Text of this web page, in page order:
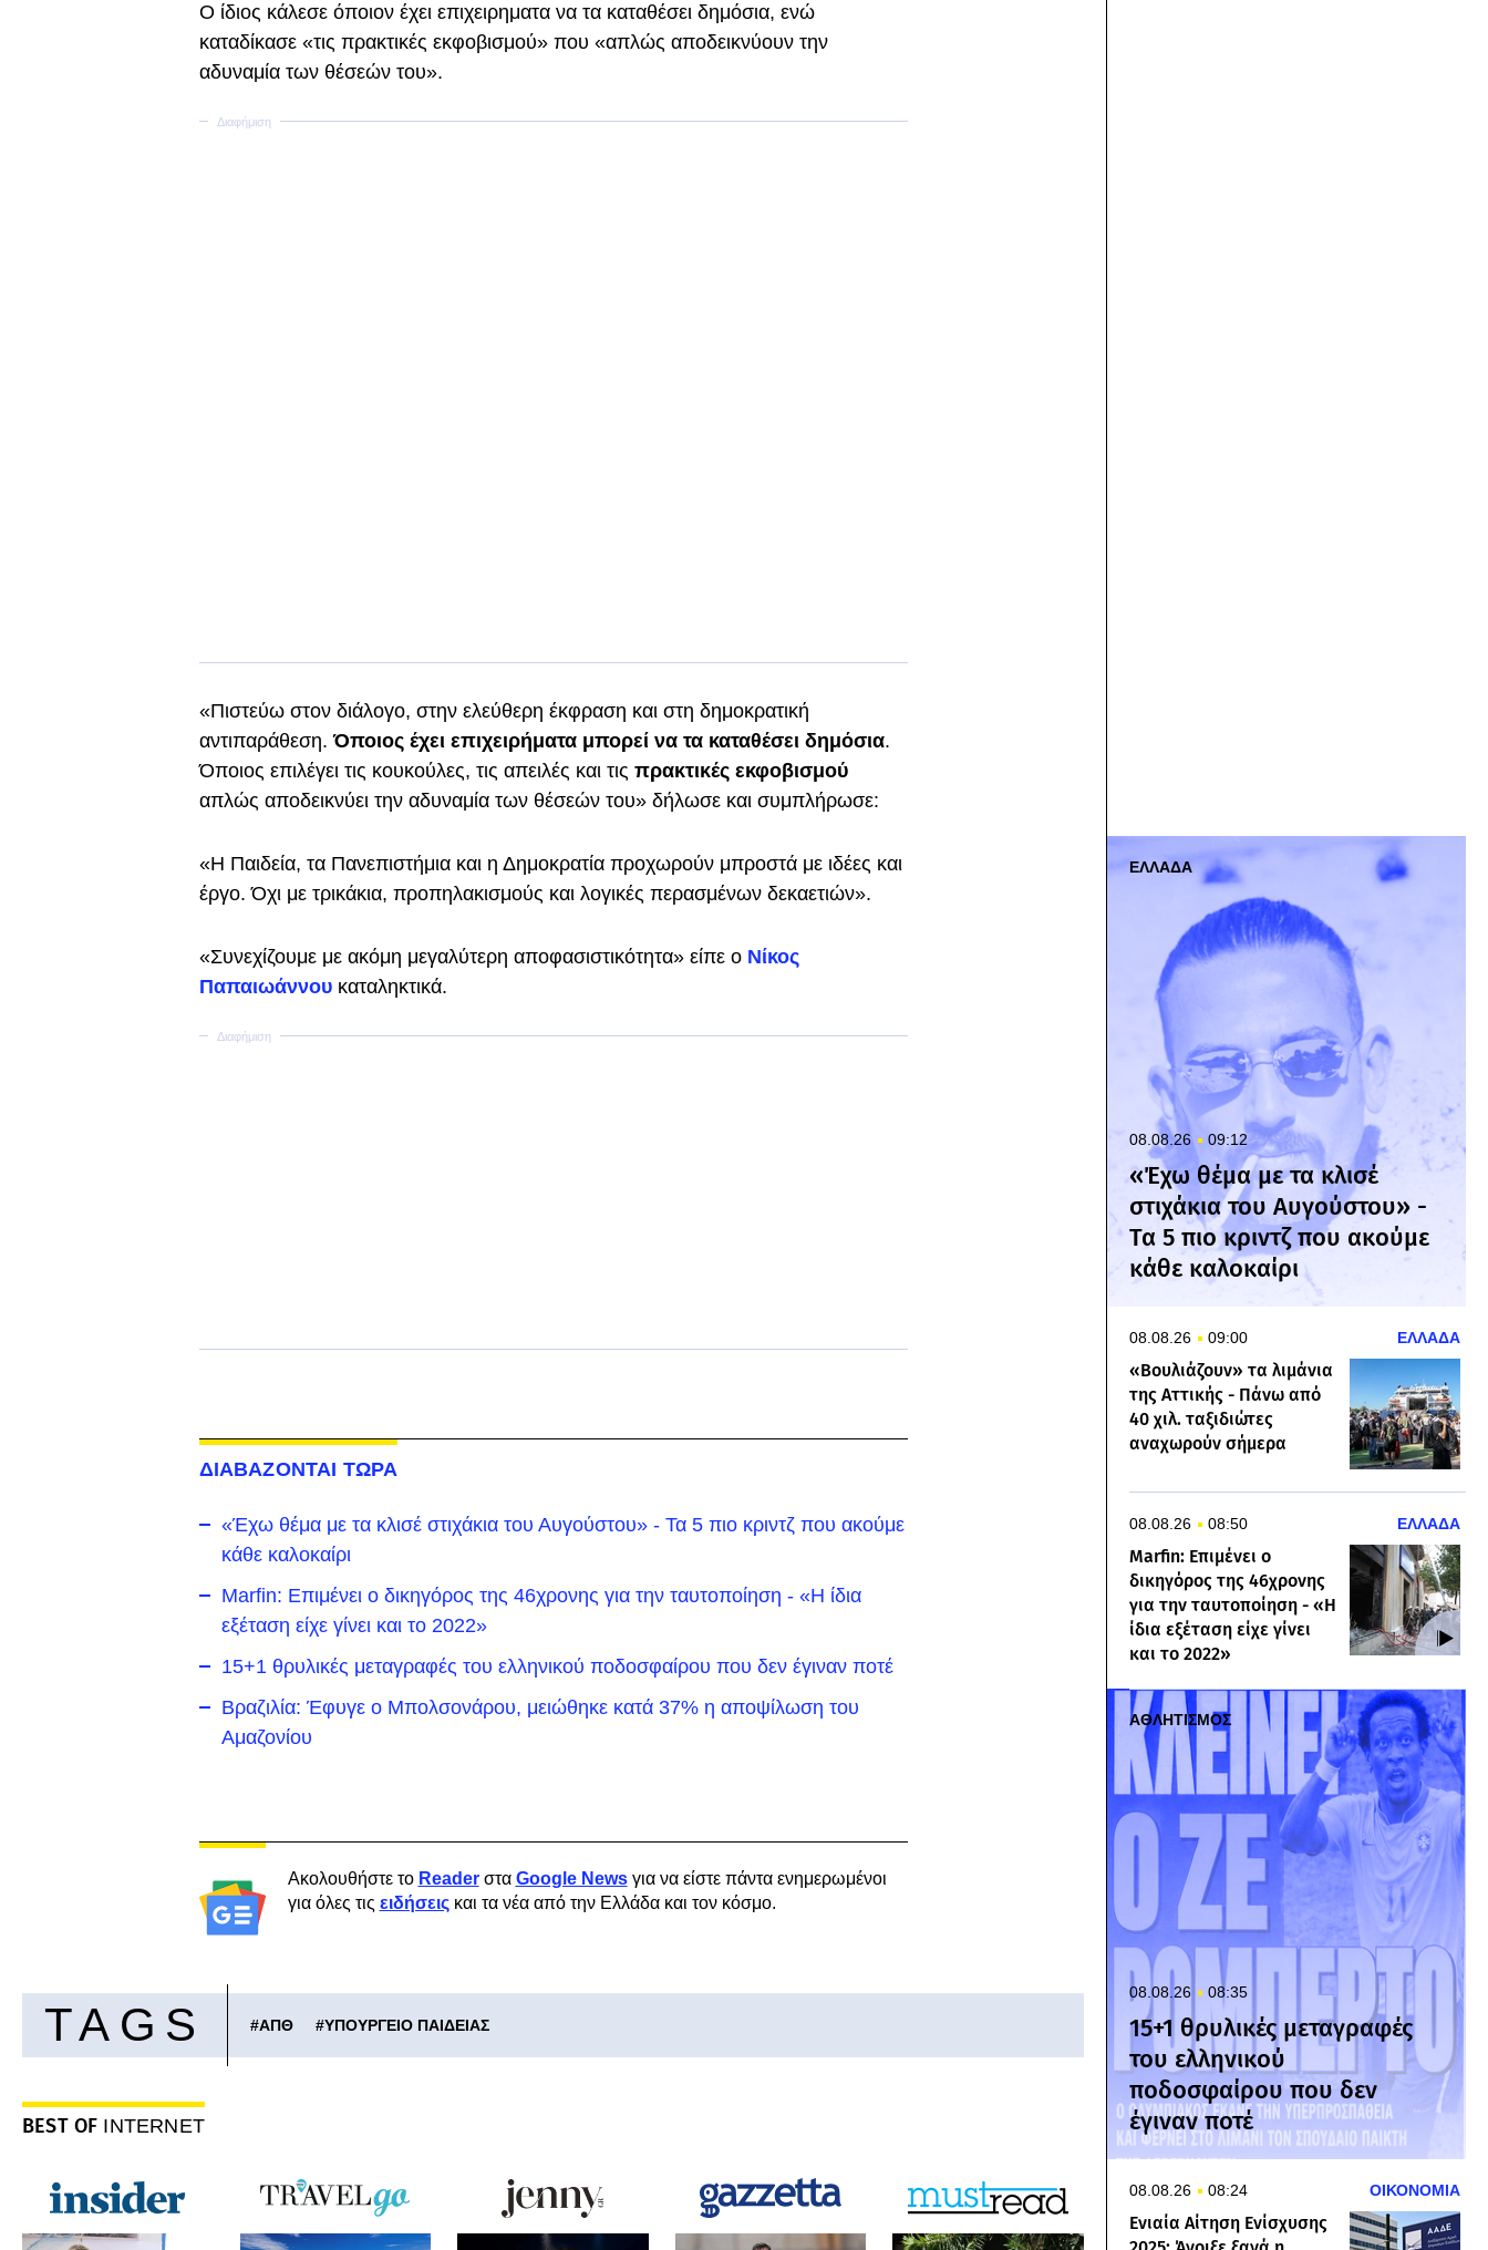
Ο ίδιος κάλεσε όποιον έχει επιχειρηματα να τα καταθέσει δημόσια, ενώ
καταδίκασε «τις πρακτικές εκφοβισμού» που «απλώς αποδεικνύουν την
αδυναμία των θέσεών του».
«Πιστεύω στον διάλογο, στην ελεύθερη έκφραση και στη δημοκρατική
αντιπαράθεση. Όποιος έχει επιχειρήματα μπορεί να τα καταθέσει δημόσια.
Όποιος επιλέγει τις κουκούλες, τις απειλές και τις πρακτικές εκφοβισμού
απλώς αποδεικνύει την αδυναμία των θέσεών του» δήλωσε και συμπλήρωσε:
«Η Παιδεία, τα Πανεπιστήμια και η Δημοκρατία προχωρούν μπροστά με ιδέες και
έργο. Όχι με τρικάκια, προπηλακισμούς και λογικές περασμένων δεκαετιών».
«Συνεχίζουμε με ακόμη μεγαλύτερη αποφασιστικότητα» είπε ο Νίκος
Παπαιωάννουκαταληκτικά.
ΔΙΑΒΑΖΟΝΤΑΙ ΤΩΡΑ
«Έχω θέμα με τα κλισέ στιχάκια του Αυγούστου» - Τα 5 πιο κριντζ που ακούμε
κάθε καλοκαίρι
Marfin: Επιμένει ο δικηγόρος της 46χρονης για την ταυτοποίηση - «Η ίδια
εξέταση είχε γίνει και το 2022»
15+1 θρυλικές μεταγραφές του ελληνικού ποδοσφαίρου που δεν έγιναν ποτέ
Βραζιλία: Έφυγε ο Μπολσονάρου, μειώθηκε κατά 37% η αποψίλωση του
Αμαζονίου
Ακολουθήστε το Readerστα Google Newsγια να είστε πάντα ενημερωμένοι
για όλες τις ειδήσειςκαι τα νέα από την Ελλάδα και τον κόσμο.
TAGS #ΑΠΘ #ΥΠΟΥΡΓΕΙΟ ΠΑΙΔΕΙΑΣ
BEST OF INTERNET
ΕΛΛΑΔΑ
08.08.26 09:12
«Έχω θέμα με τα κλισέ
στιχάκια του Αυγούστου» -
Τα 5 πιο κριντζ που ακούμε
κάθε καλοκαίρι
08.08.26 09:00 ΕΛΛΑΔΑ
«Βουλιάζουν» τα λιμάνια
της Αττικής - Πάνω από
40 χιλ. ταξιδιώτες
αναχωρούν σήμερα
08.08.26 08:50 ΕΛΛΑΔΑ
Marfin: Επιμένει ο
δικηγόρος της 46χρονης
για την ταυτοποίηση - «Η
ίδια εξέταση είχε γίνει
και το 2022»
ΑΘΛΗΤΙΣΜΟΣ
08.08.26 08:35
15+1 θρυλικές μεταγραφές
του ελληνικού
ποδοσφαίρου που δεν
έγιναν ποτέ
08.08.26 08:24 ΟΙΚΟΝΟΜΙΑ
Ενιαία Αίτηση Ενίσχυσης